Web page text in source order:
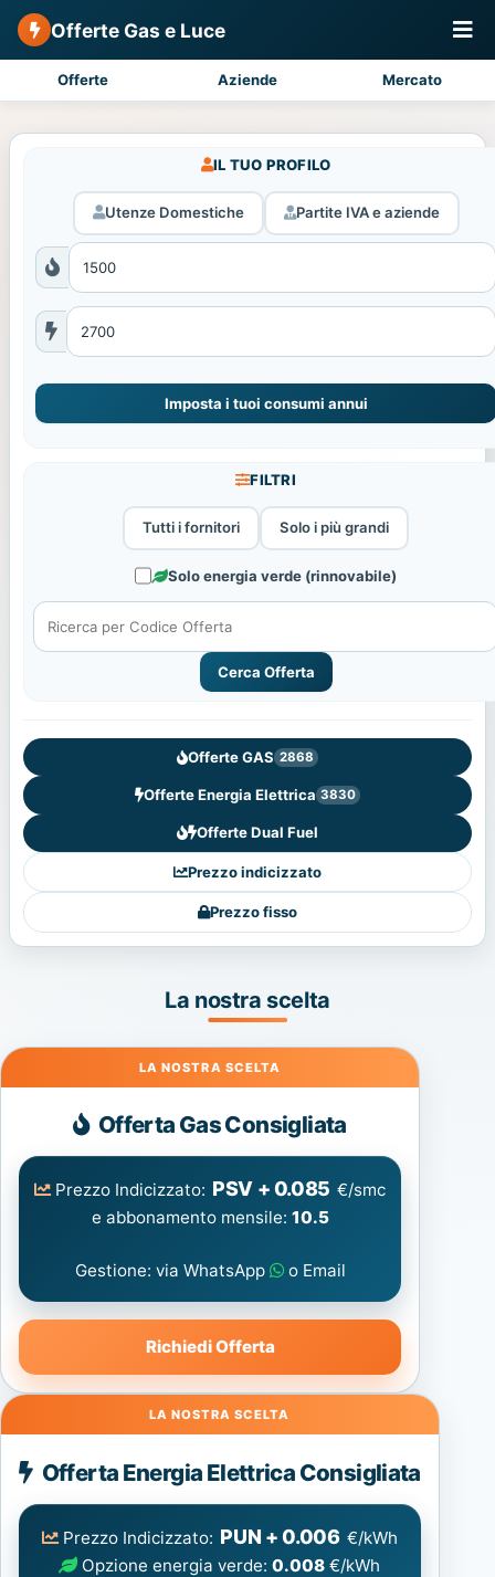
Offerte Gas e Luce
Offerte Aziende Mercato
IL TUO PROFILO
Utenze Domestiche Partite IVA e aziende
Imposta i tuoi consumi annui
FILTRI
Tutti i fornitori Solo i più grandi
Solo energia verde (rinnovabile)
Cerca Offerta
Offerte GAS 2868
Offerte Energia Elettrica 3830
Offerte Dual Fuel
Prezzo indicizzato
Prezzo fisso
La nostra scelta
Gas
Offerta Gas Consigliata
Prezzo Indicizzato: PSV + 0.085 €/smc
e abbonamento mensile: 10.5
Gestione: via WhatsApp o Email
Richiedi Offerta
Energia
Elettrica
consigliata
Offerta Energia Elettrica Consigliata
Prezzo Indicizzato: PUN + 0.006 €/kWh
Opzione energia verde:0.008 €/kWh